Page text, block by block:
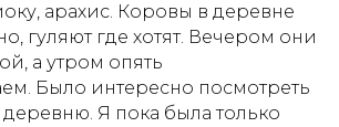
арахис. Коровы в деревне
гуляют где хотят. Вечером они
а утром опять
Было интересно посмотреть
Я пока была только